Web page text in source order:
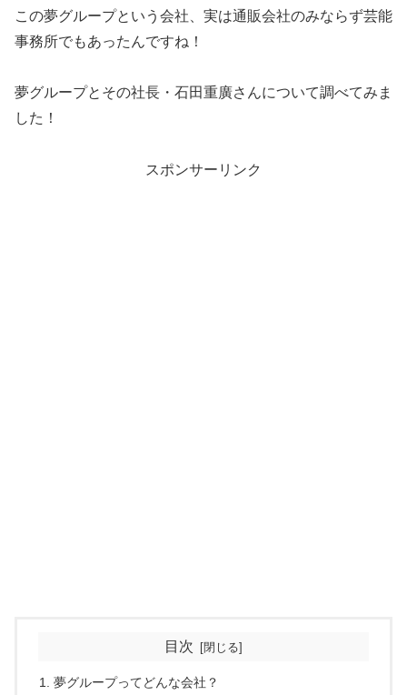
この夢グループという会社、実は通販会社のみならず芸能
事務所でもあったんですね！
夢グループとその社長・石田重廣さんについて調べてみま
した！
スポンサーリンク
目次
夢グループってどんな会社？